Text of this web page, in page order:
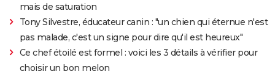
mais de saturation
Tony Silvestre, éducateur canin : "un chien qui éternue n'est
pas malade, c'est un signe pour dire qu'il est heureux"
Ce chef étoilé est formel : voici les 3 détails à vérifier pour
choisir un bon melon